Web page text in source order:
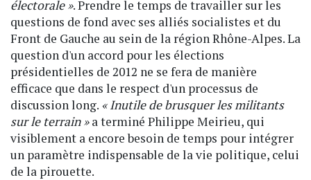
électorale ». Prendre le temps de travailler sur les
questions de fond avec ses alliés socialistes et du
Front de Gauche au sein de la région Rhône-Alpes. La
question d'un accord pour les élections
présidentielles de 2012 ne se fera de manière
efficace que dans le respect d'un processus de
discussion long. « Inutile de brusquer les militants
sur le terrain »a terminé Philippe Meirieu, qui
visiblement a encore besoin de temps pour intégrer
un paramètre indispensable de la vie politique, celui
de la pirouette.